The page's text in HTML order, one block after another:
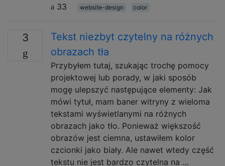
33
website-design color
3
Tekst niezbyt czytelny na różnych
obrazach tła
Przybyłem tutaj, szukając trochę pomocy
projektowej lub porady, w jaki sposób
mogę ulepszyć następujące elementy: Jak
mówi tytuł, mam baner witryny z wieloma
tekstami wyświetlanymi na różnych
obrazach jako tło. Ponieważ większość
obrazów jest ciemna, ustawiłem kolor
czcionki jako biały. Ale nawet wtedy część
tekstu nie jest bardzo czytelna na …